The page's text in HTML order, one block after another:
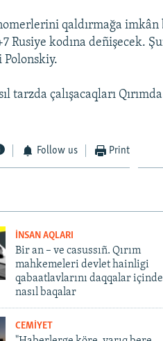
qaldırmağa
Rusiye kodına deñişecek.
tarzda çalışacaqları
Follow us Print
İNSAN AQLARI
Bir an – ve casussıñ. Qırım
mahkemeleri devlet hainligi
qabaatlavlarını daqqalar içinde
nasıl baqalar
CEMİYET